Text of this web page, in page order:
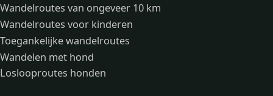
Wandelroutes van ongeveer 10 km
Wandelroutes voor kinderen
Toegankelijke wandelroutes
Wandelen met hond
Loslooproutes honden